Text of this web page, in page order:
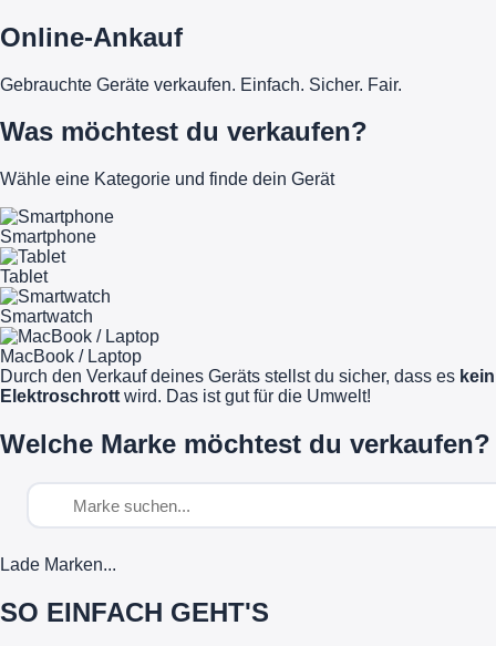
Online-Ankauf
Gebrauchte Geräte verkaufen. Einfach. Sicher. Fair.
Was möchtest du verkaufen?
Wähle eine Kategorie und finde dein Gerät
Smartphone
Tablet
Smartwatch
MacBook / Laptop
Durch den Verkauf deines Geräts stellst du sicher, dass es kein
Elektroschrott wird. Das ist gut für die Umwelt!
Welche Marke möchtest du verkaufen?
Lade Marken...
SO EINFACH GEHT'S